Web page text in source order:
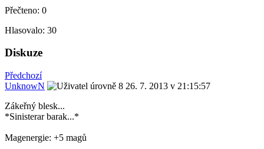
Přečteno: 0
Hlasovalo: 30
Diskuze
Předchozí
UnknowN
26. 7. 2013 v 21:15:57
Zákeřný blesk...
*Sinisterar barak...*
Magenergie: +5 magů